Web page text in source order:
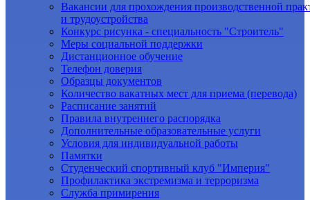
Вакансии для прохождения производственной
и трудоустройства
Конкурс рисунка - специальность "Строитель"
Меры социальной поддержки
Дистанционное обучение
Телефон доверия
Образцы документов
Количество вакатных мест для приема (перевода)
Расписание занятий
Правила внутреннего распорядка
Дополнительные образовательные услуги
Условия для индивидуальной работы
Памятки
Студенческий спортивный клуб "Империя"
Профилактика экстремизма и терроризма
Служба примирения